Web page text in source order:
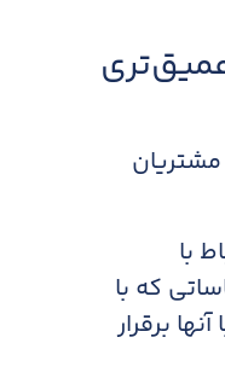
عمیق‌تری
مشتریان
با
که با
برقرار